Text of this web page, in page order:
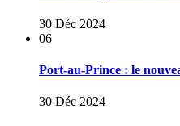
30 Déc 2024
06
Port-au-Prince : le
30 Déc 2024